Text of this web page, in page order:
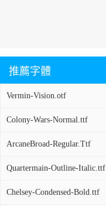
推薦字體
Vermin-Vision.otf
Colony-Wars-Normal.ttf
ArcaneBroad-Regular.Ttf
Quartermain-Outline-Italic.ttf
Chelsey-Condensed-Bold.ttf